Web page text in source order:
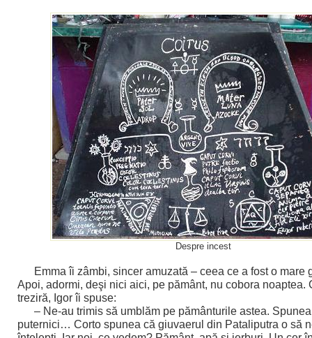
Despre incest
Emma îi zâmbi, sincer amuzată – ceea ce a fost o mare
Apoi, adormi, deşi nici aici, pe pământ, nu cobora noaptea.
treziră, Igor îi spuse:
– Ne-au trimis să umblăm pe pământurile astea.
puternici… Corto spunea că giuvaerul din Pataliputra o să